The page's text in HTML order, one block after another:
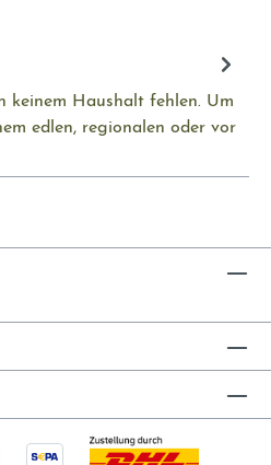
keinem Haushalt fehlen. Um
edlen, regionalen oder vor